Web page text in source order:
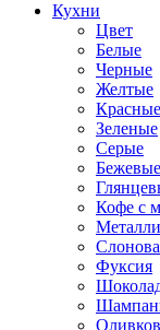
Кухни
Цвет
Белые
Черные
Желтые
Красные
Зеленые
Серые
Бежевые
Кофе с
Фуксия